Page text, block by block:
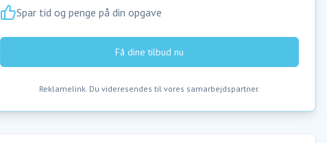
Spar tid og penge på din opgave
Få dine tilbud nu
Reklamelink. Du videresendes til vores samarbejdspartner.